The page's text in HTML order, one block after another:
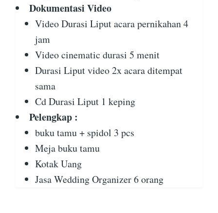
Dokumentasi Video
Video Durasi Liput acara pernikahan 4
jam
Video cinematic durasi 5 menit
Durasi Liput video 2x acara ditempat
sama
Cd Durasi Liput 1 keping
Pelengkap :
buku tamu + spidol 3 pcs
Meja buku tamu
Kotak Uang
Jasa Wedding Organizer 6 orang